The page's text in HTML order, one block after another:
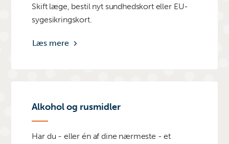
Skift læge, bestil nyt sundhedskort eller EU-
sygesikringskort.
Læs mere
Alkohol og rusmidler
Har du - eller én af dine nærmeste - et